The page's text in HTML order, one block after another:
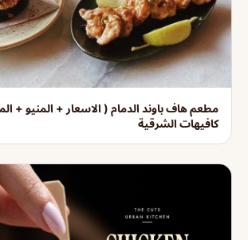
مطعم هاف باوند الدمام ( الاسعار + المنيو +
كافيهات الشرقية